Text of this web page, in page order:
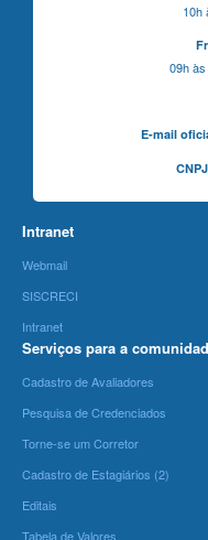
10h
09h
E-mail
CNPJ
Intranet
Webmail
SISCRECI
Intranet
Serviços para a
Cadastro de Avaliadores
Pesquisa de Credenciados
Torne-se um Corretor
Cadastro de Estagiários (2)
Editais
Tabela de Valores